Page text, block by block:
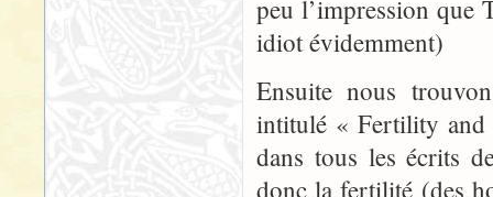
peu l’impression que
idiot évidemment)
Ensuite nous
intitulé « Fertility and
dans tous les écrits
donc la fertilité (des